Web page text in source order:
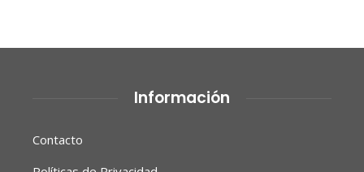
Información
Contacto